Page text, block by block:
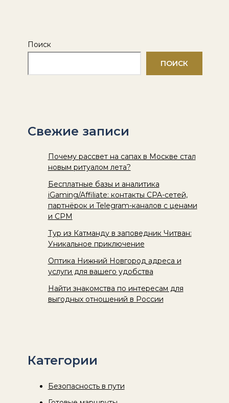
Поиск
ПОИСК
Свежие записи
Почему рассвет на сапах в Москве стал
новым ритуалом лета?
Бесплатные базы и аналитика
iGaming/Affiliate: контакты CPA-сетей,
партнёрок и Telegram-каналов с ценами
и CPM
Тур из Катманду в заповедник Читван:
Уникальное приключение
Оптика Нижний Новгород адреса и
услуги для вашего удобства
Найти знакомства по интересам для
выгодных отношений в России
Категории
Безопасность в пути